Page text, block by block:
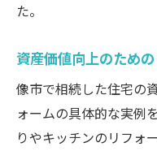
た。
資産価値向上のため
像市で相続した住宅の
ォームの具体的な実例
りやキッチンのリフォ